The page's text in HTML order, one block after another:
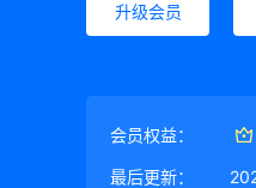
升级会员
会员权益：
最后更新：